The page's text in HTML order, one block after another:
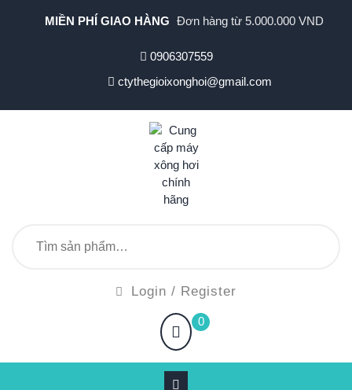
MIỀN PHÍ GIAO HÀNG Đơn hàng từ 5.000.000 VND
0906307559
ctythegioixonghoi@gmail.com
Login / Register
0